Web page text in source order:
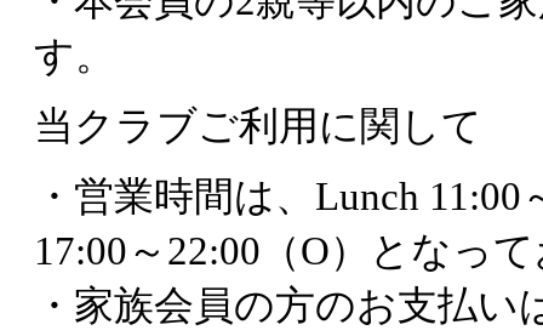
す。
当クラブご利用に関して
・営業時間は、Lunch 11:00
17:00～22:00（O）となっ
・家族会員の方のお支払